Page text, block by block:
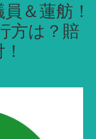
＆蓮舫！
方は？賠